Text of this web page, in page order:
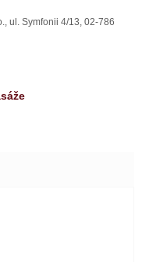
ul. Symfonii 4/13, 02-786
z 5 hviezdičiek.